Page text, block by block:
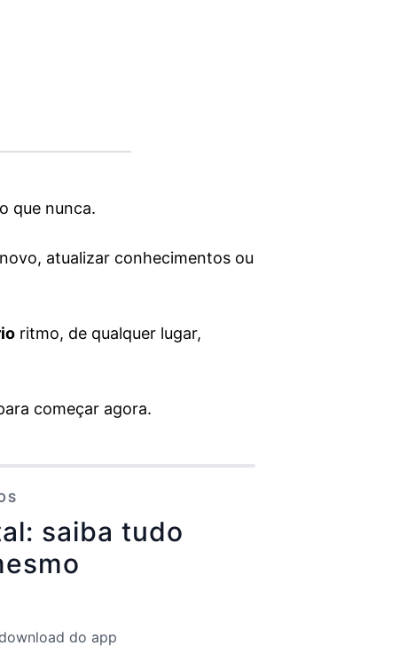
que nunca.
atualizar conhecimentos ou
ritmo, de qualquer lugar,
começar agora.
saiba tudo
do app